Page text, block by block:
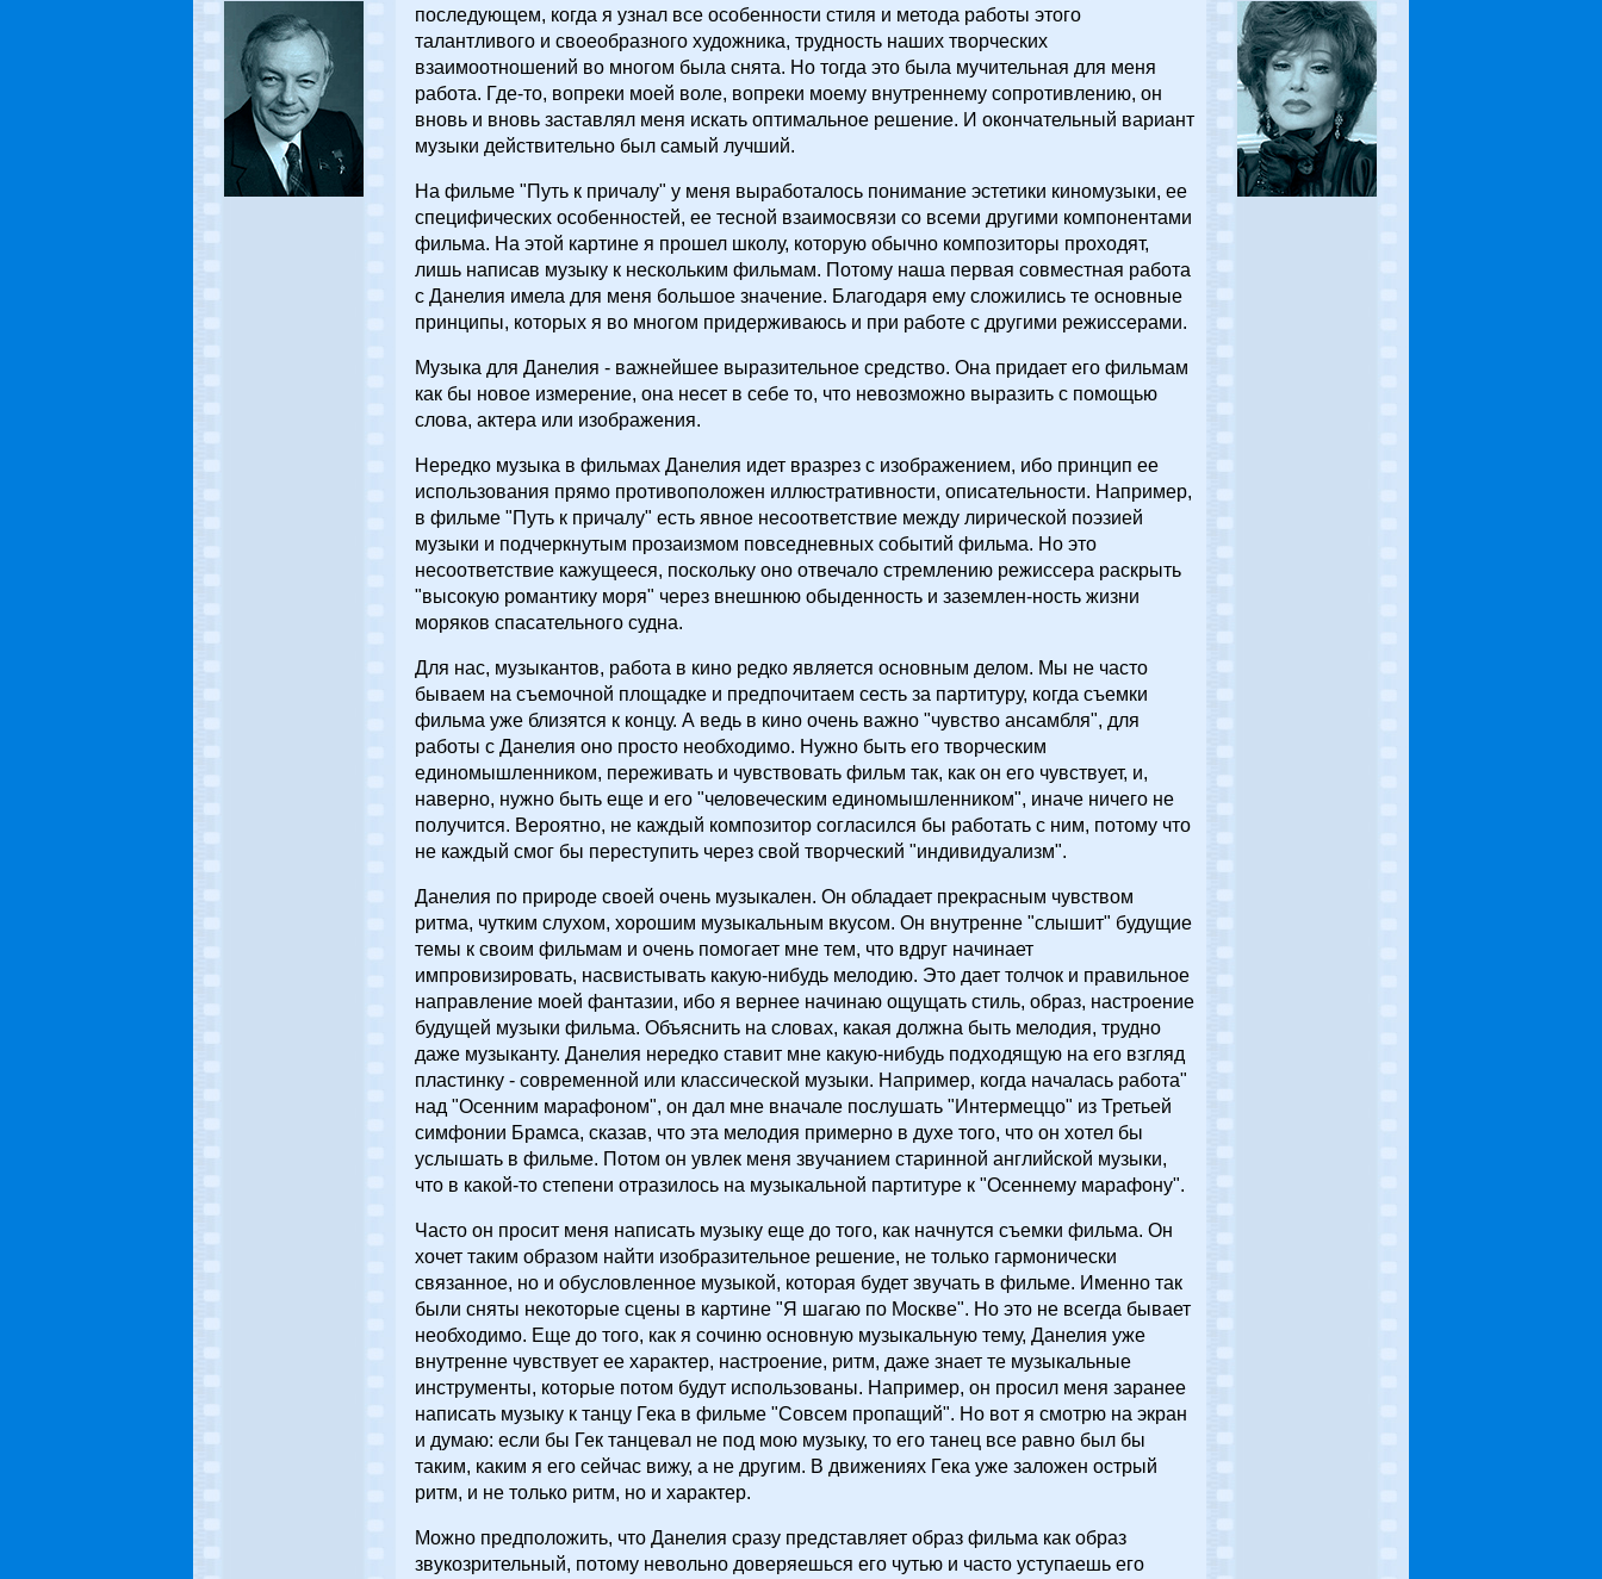
последующем, когда я узнал все особенности стиля и метода работы этого
талантливого и своеобразного художника, трудность наших творческих
взаимоотношений во многом была снята. Но тогда это была мучительная для меня
работа. Где-то, вопреки моей воле, вопреки моему внутреннему сопротивлению, он
вновь и вновь заставлял меня искать оптимальное решение. И окончательный вариант
музыки действительно был самый лучший.
На фильме "Путь к причалу" у меня выработалось понимание эстетики киномузыки, ее
специфических особенностей, ее тесной взаимосвязи со всеми другими компонентами
фильма. На этой картине я прошел школу, которую обычно композиторы проходят,
лишь написав музыку к нескольким фильмам. Потому наша первая совместная работа
с Данелия имела для меня большое значение. Благодаря ему сложились те основные
принципы, которых я во многом придерживаюсь и при работе с другими режиссерами.
Музыка для Данелия - важнейшее выразительное средство. Она придает его фильмам
как бы новое измерение, она несет в себе то, что невозможно выразить с помощью
слова, актера или изображения.
Нередко музыка в фильмах Данелия идет вразрез с изображением, ибо принцип ее
использования прямо противоположен иллюстративности, описательности. Например,
в фильме "Путь к причалу" есть явное несоответствие между лирической поэзией
музыки и подчеркнутым прозаизмом повседневных событий фильма. Но это
несоответствие кажущееся, поскольку оно отвечало стремлению режиссера раскрыть
"высокую романтику моря" через внешнюю обыденность и заземлен-ность жизни
моряков спасательного судна.
Для нас, музыкантов, работа в кино редко является основным делом. Мы не часто
бываем на съемочной площадке и предпочитаем сесть за партитуру, когда съемки
фильма уже близятся к концу. А ведь в кино очень важно "чувство ансамбля", для
работы с Данелия оно просто необходимо. Нужно быть его творческим
единомышленником, переживать и чувствовать фильм так, как он его чувствует, и,
наверно, нужно быть еще и его "человеческим единомышленником", иначе ничего не
получится. Вероятно, не каждый композитор согласился бы работать с ним, потому что
не каждый смог бы переступить через свой творческий "индивидуализм".
Данелия по природе своей очень музыкален. Он обладает прекрасным чувством
ритма, чутким слухом, хорошим музыкальным вкусом. Он внутренне "слышит" будущие
темы к своим фильмам и очень помогает мне тем, что вдруг начинает
импровизировать, насвистывать какую-нибудь мелодию. Это дает толчок и правильное
направление моей фантазии, ибо я вернее начинаю ощущать стиль, образ, настроение
будущей музыки фильма. Объяснить на словах, какая должна быть мелодия, трудно
даже музыканту. Данелия нередко ставит мне какую-нибудь подходящую на его взгляд
пластинку - современной или классической музыки. Например, когда началась работа"
над "Осенним марафоном", он дал мне вначале послушать "Интермеццо" из Третьей
симфонии Брамса, сказав, что эта мелодия примерно в духе того, что он хотел бы
услышать в фильме. Потом он увлек меня звучанием старинной английской музыки,
что в какой-то степени отразилось на музыкальной партитуре к "Осеннему марафону".
Часто он просит меня написать музыку еще до того, как начнутся съемки фильма. Он
хочет таким образом найти изобразительное решение, не только гармонически
связанное, но и обусловленное музыкой, которая будет звучать в фильме. Именно так
были сняты некоторые сцены в картине "Я шагаю по Москве". Но это не всегда бывает
необходимо. Еще до того, как я сочиню основную музыкальную тему, Данелия уже
внутренне чувствует ее характер, настроение, ритм, даже знает те музыкальные
инструменты, которые потом будут использованы. Например, он просил меня заранее
написать музыку к танцу Гека в фильме "Совсем пропащий". Но вот я смотрю на экран
и думаю: если бы Гек танцевал не под мою музыку, то его танец все равно был бы
таким, каким я его сейчас вижу, а не другим. В движениях Гека уже заложен острый
ритм, и не только ритм, но и характер.
Можно предположить, что Данелия сразу представляет образ фильма как образ
звукозрительный, потому невольно доверяешься его чутью и часто уступаешь его